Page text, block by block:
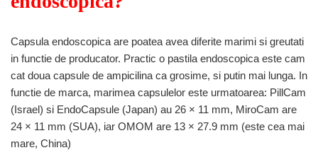
Capsula endoscopica are poatea avea diferite marimi si greutati
in functie de producator. Practic o pastila endoscopica este cam
cat doua capsule de ampicilina ca grosime, si putin mai lunga. In
functie de marca, marimea capsulelor este urmatoarea: PillCam
(Israel) si EndoCapsule (Japan) au 26 × 11 mm, MiroCam are
24 × 11 mm (SUA), iar OMOM are 13 × 27.9 mm (este cea mai
mare, China)